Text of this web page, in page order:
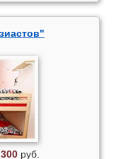
300руб.